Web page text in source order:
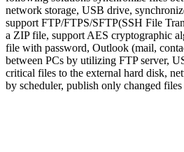
network storage, USB drive,
support FTP/FTPS/SFTP(SSH File
a ZIP file, support AES cryptographic
file with password, Outlook (mail,
between PCs by utilizing FTP server,
critical files to the external hard disk,
by scheduler, publish only changed